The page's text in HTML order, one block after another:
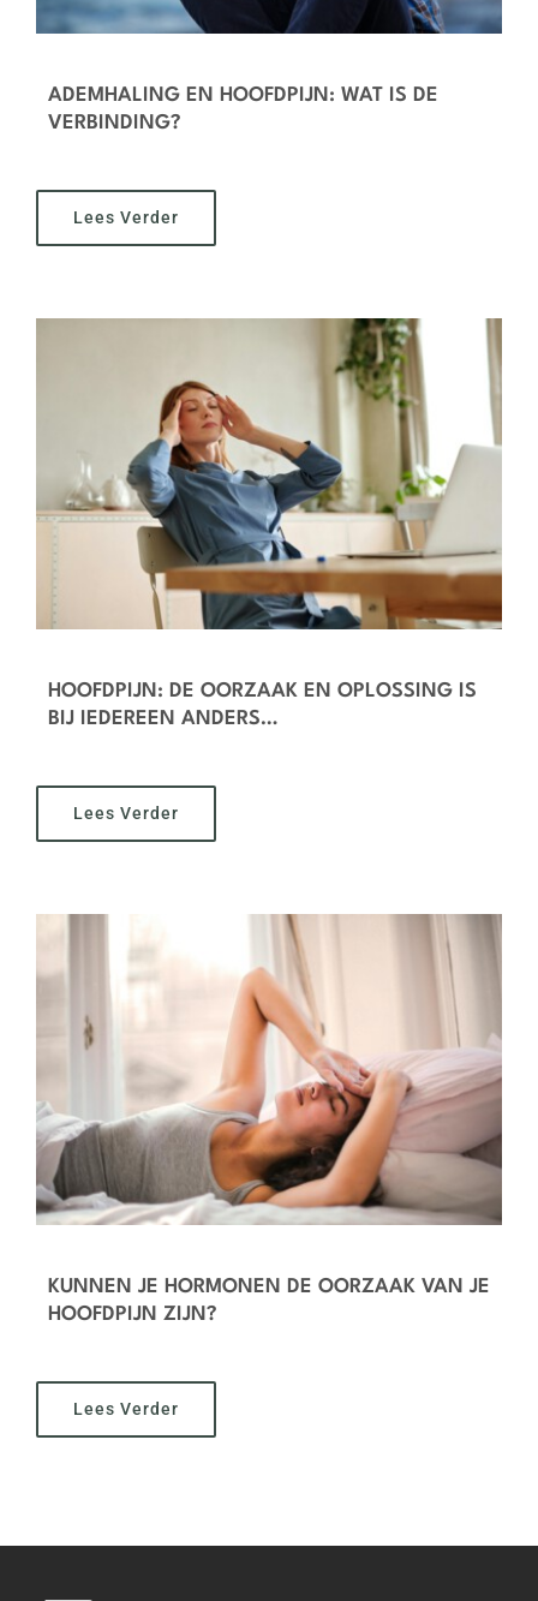
ADEMHALING EN HOOFDPIJN: WAT IS DE
VERBINDING?
Lees Verder
HOOFDPIJN: DE OORZAAK EN OPLOSSING IS
BIJ IEDEREEN ANDERS…
Lees Verder
KUNNEN JE HORMONEN DE OORZAAK VAN JE
HOOFDPIJN ZIJN?
Lees Verder